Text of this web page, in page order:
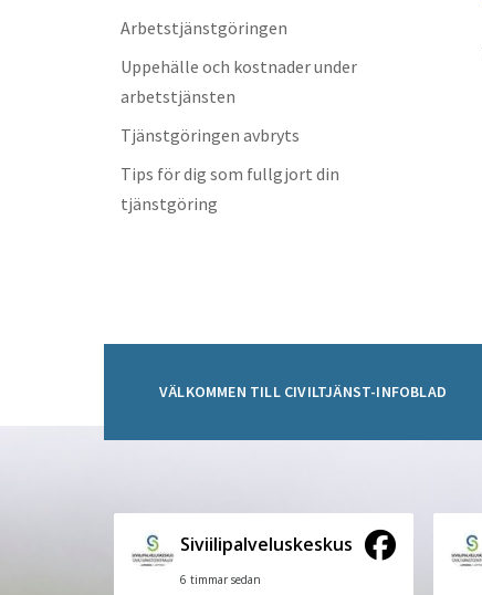
Arbetstjänstgöringen
Uppehälle och kostnader under
arbetstjänsten
Tjänstgöringen avbryts
Tips för dig som fullgjort din
tjänstgöring
VÄLKOMMEN TILL CIVILTJÄNST-INFOBLAD
Siviilipalveluskeskus
6 timmar sedan